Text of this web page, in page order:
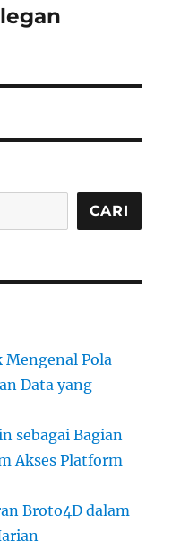
CARI
Mengenal Pola
Data yang
sebagai Bagian
Akses Platform
Broto4D dalam